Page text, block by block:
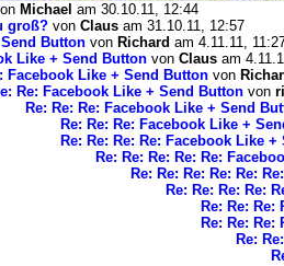
Michael am 30.10.11, 12:44
groß? von Claus am 31.10.11, 12:57
Button von Richard am 4.11.11,
Like + Send Button von Claus am
Facebook Like + Send Button von
Re: Facebook Like + Send Button von
Re: Re: Re: Facebook Like + Send
Re: Re: Re: Facebook Like +
Re: Re: Re: Re: Facebook Like
Re: Re: Re: Re: Re:
Re: Re: Re: Re: Re:
Re: Re: Re: Re:
Re: Re: Re:
Re: Re: Re:
Re: